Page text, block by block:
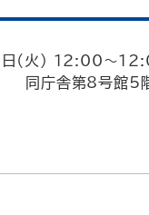
（火） 12:00～
同庁舎第8号館5